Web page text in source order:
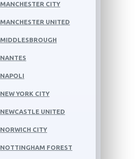
MANCHESTER CITY
MANCHESTER UNITED
MIDDLESBROUGH
NANTES
NAPOLI
NEW YORK CITY
NEWCASTLE UNITED
NORWICH CITY
NOTTINGHAM FOREST